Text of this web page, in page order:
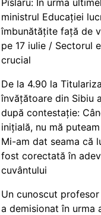
ministrul Educației
îmbunătățite față de
pe 17 iulie / Sectorul
crucial
De la 4.90 la
învățătoare din Sibiu
după contestație:
inițială, nu mă
Mi-am dat seama că
fost corectată în
cuvântului
Un cunoscut
a demisionat în urma